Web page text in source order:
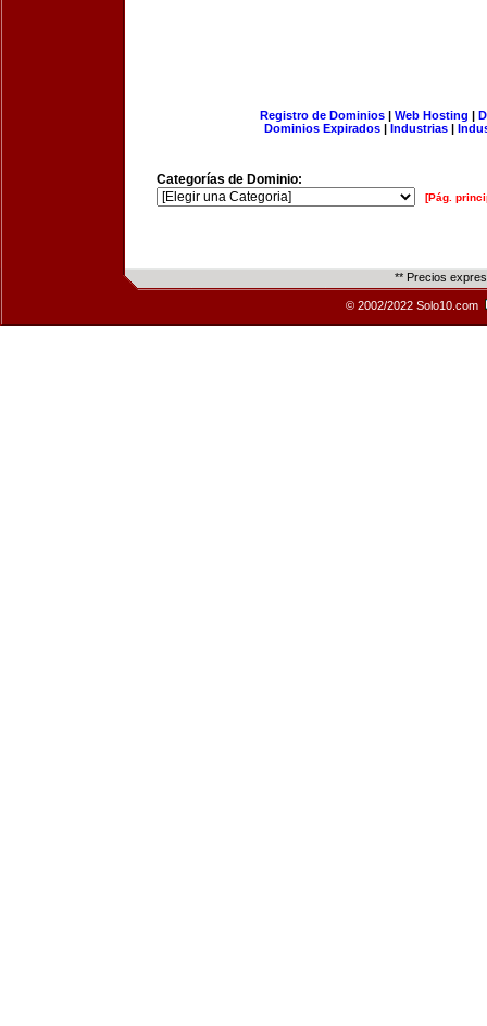
Registro de Dominios| Web Hosting |
Dominios Expirados | Industrias |
Categorías de Dominio:
[Pág.
** Precios
© 2002/2022 Solo10.com